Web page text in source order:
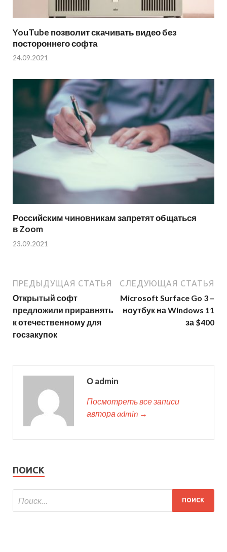
YouTube позволит скачивать видео без
постороннего софта
24.09.2021
Российским чиновникам запретят общаться
в Zoom
23.09.2021
ПРЕДЫДУЩАЯ СТАТЬЯ
Открытый софт
предложили приравнять
к отечественному для
госзакупок
СЛЕДУЮЩАЯ СТАТЬЯ
Microsoft Surface Go 3 –
ноутбук на Windows 11
за $400
О admin
Посмотреть все записи
автора admin →
ПОИСК